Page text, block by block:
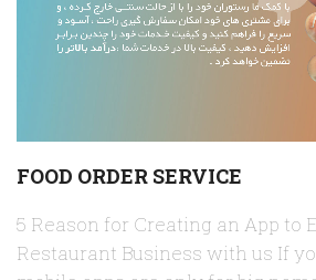
FOOD ORDER SERVICE
5 Reason for Creating an App to
Restaurant Business with us If